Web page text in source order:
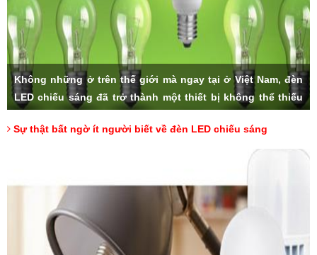
Không những ở trên thế giới mà ngay tại ở Việt Nam, đèn
LED chiếu sáng đã trở thành một thiết bị không thể thiếu
độ ưa chuộng của người tiêu dùng, sản phẩm đèn LED
nhanh chóng trở thành lựa chọn hàng đầu khi chúng ta có
đã thực sự hiểu về đèn LED cùng những thông số đặc biệt
Sự thật bất ngờ ít người biết về đèn LED chiếu sáng